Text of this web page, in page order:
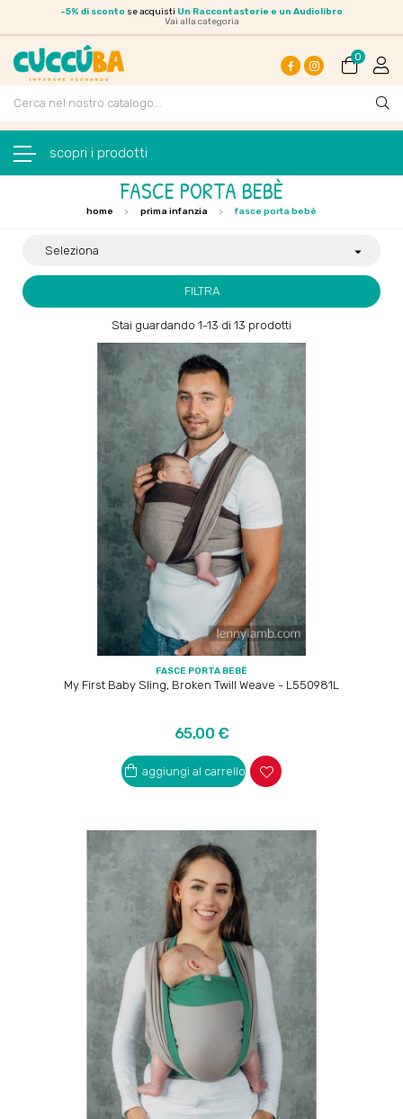
-5% di sconto se acquisti Un Raccontastorie e un Audiolibro
Vai alla categoria
FacebookInstagram
0
navigazione Toggle ☰
FASCE PORTA BEBÈ
home prima infanzia fasce porta bebè
Seleziona 
FILTRA
Stai guardando 1-13 di 13 prodotti
FASCE PORTA BEBÈ
My First Baby Sling, Broken Twill Weave - L550981L
Prezzo
65,00 €
aggiungi al carrello